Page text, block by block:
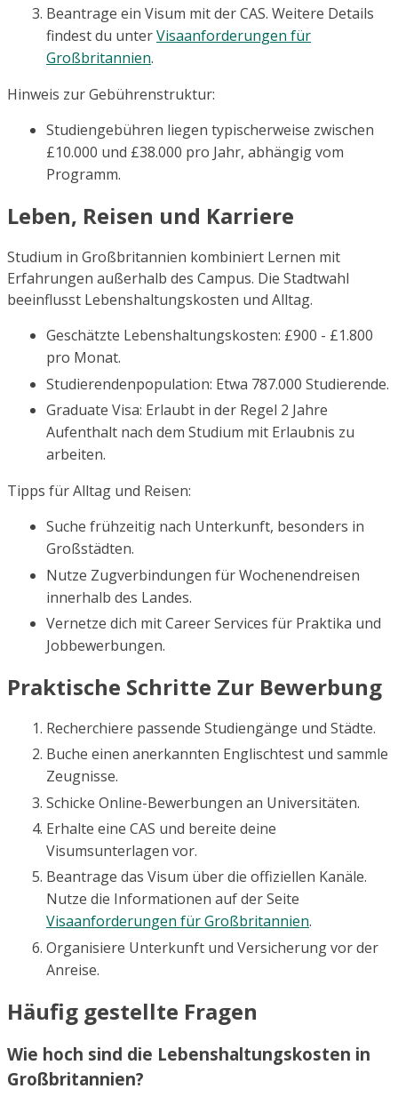
Beantrage ein Visum mit der CAS. Weitere Details
findest du unterVisaanforderungen für
Großbritannien.
Hinweis zur Gebührenstruktur:
Studiengebühren liegen typischerweise zwischen
£10.000 und £38.000 pro Jahr, abhängig vom
Programm.
Leben, Reisen und Karriere
Studium in Großbritannien kombiniert Lernen mit
Erfahrungen außerhalb des Campus. Die Stadtwahl
beeinflusst Lebenshaltungskosten und Alltag.
Geschätzte Lebenshaltungskosten: £900 - £1.800
pro Monat.
Studierendenpopulation: Etwa 787.000 Studierende.
Graduate Visa: Erlaubt in der Regel 2 Jahre
Aufenthalt nach dem Studium mit Erlaubnis zu
arbeiten.
Tipps für Alltag und Reisen:
Suche frühzeitig nach Unterkunft, besonders in
Großstädten.
Nutze Zugverbindungen für Wochenendreisen
innerhalb des Landes.
Vernetze dich mit Career Services für Praktika und
Jobbewerbungen.
Praktische Schritte Zur Bewerbung
Recherchiere passende Studiengänge und Städte.
Buche einen anerkannten Englischtest und sammle
Zeugnisse.
Schicke Online-Bewerbungen an Universitäten.
Erhalte eine CAS und bereite deine
Visumsunterlagen vor.
Beantrage das Visum über die offiziellen Kanäle.
Nutze die Informationen auf der Seite
Visaanforderungen für Großbritannien.
Organisiere Unterkunft und Versicherung vor der
Anreise.
Häufig gestellte Fragen
Wie hoch sind die Lebenshaltungskosten in
Großbritannien?